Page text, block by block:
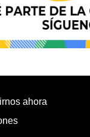
ahora